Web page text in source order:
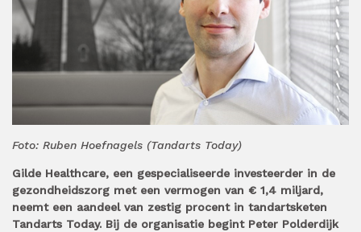
Foto: Ruben Hoefnagels (Tandarts Today)
Gilde Healthcare, een gespecialiseerde investeerder in de
gezondheidszorg met een vermogen van € 1,4 miljard,
neemt een aandeel van zestig procent in tandartsketen
Tandarts Today. Bij de organisatie begint Peter Polderdijk